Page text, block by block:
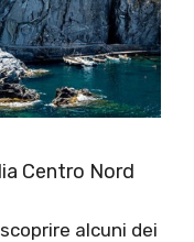
Centro Nord
alcuni dei